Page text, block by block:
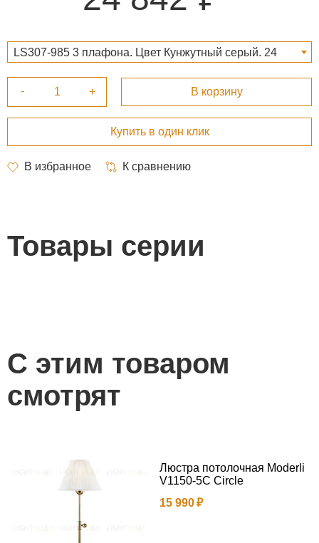
LS307-985 3 плафона. Цвет Кунжутный серый. 24
Товары серии
С этим товаром
смотрят
Люстра потолочная Moderli
V1150-5C Circle
15 990